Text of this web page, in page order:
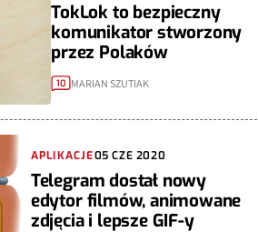
TokLok to bezpieczny
komunikator stworzony
przez Polaków
10 MARIAN SZUTIAK
APLIKACJE05 CZE 2020
Telegram dostał nowy
edytor filmów, animowane
zdjęcia i lepsze GIF-y